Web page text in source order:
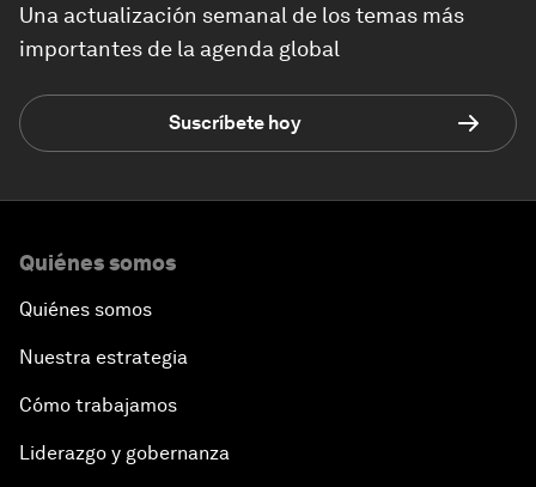
Una actualización semanal de los temas más
importantes de la agenda global
Suscríbete hoy
Quiénes somos
Quiénes somos
Nuestra estrategia
Cómo trabajamos
Liderazgo y gobernanza